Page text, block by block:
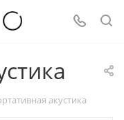
акустика